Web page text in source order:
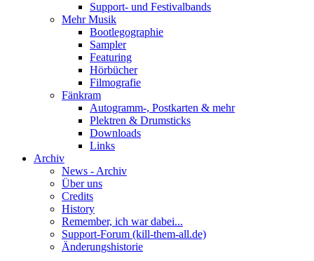
Support- und Festivalbands
Mehr Musik
Bootlegographie
Sampler
Featuring
Hörbücher
Filmografie
Fänkram
Autogramm-, Postkarten & mehr
Plektren & Drumsticks
Downloads
Links
Archiv
News - Archiv
Über uns
Credits
History
Remember, ich war dabei...
Support-Forum (kill-them-all.de)
Änderungshistorie